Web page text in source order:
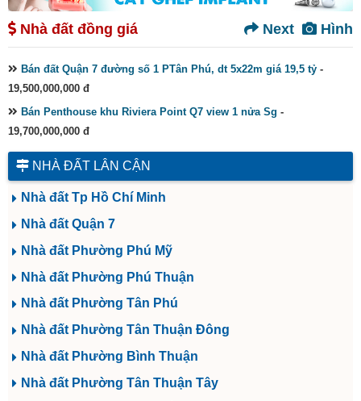
Nhà đất đồng giá Hình
Next
Bán đất Quận 7 đường số 1 PTân Phú, dt 5x22m giá 19,5 tỷ -
19,500,000,000 đ
Bán Penthouse khu Riviera Point Q7 view 1 nửa Sg -
19,700,000,000 đ
NHÀ ĐẤT LÂN CẬN
Nhà đất Tp Hồ Chí Minh
Nhà đất Quận 7
Nhà đất Phường Phú Mỹ
Nhà đất Phường Phú Thuận
Nhà đất Phường Tân Phú
Nhà đất Phường Tân Thuận Đông
Nhà đất Phường Bình Thuận
Nhà đất Phường Tân Thuận Tây